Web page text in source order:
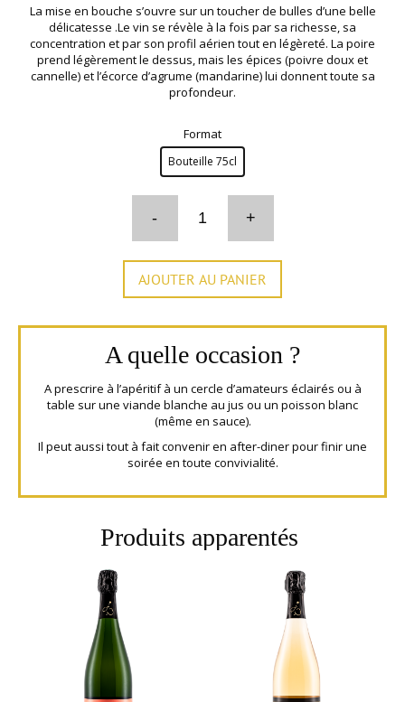
La mise en bouche s’ouvre sur un toucher de bulles d’une belle
délicatesse .Le vin se révèle à la fois par sa richesse, sa
concentration et par son profil aérien tout en légèreté. La poire
prend légèrement le dessus, mais les épices (poivre doux et
cannelle) et l’écorce d’agrume (mandarine) lui donnent toute sa
profondeur.
Format
Bouteille 75cl
Quantité
AJOUTER AU PANIER
A quelle occasion ?
A prescrire à l’apéritif à un cercle d’amateurs éclairés ou à
table sur une viande blanche au jus ou un poisson blanc
(même en sauce).
Il peut aussi tout à fait convenir en after-diner pour finir une
soirée en toute convivialité.
Produits apparentés